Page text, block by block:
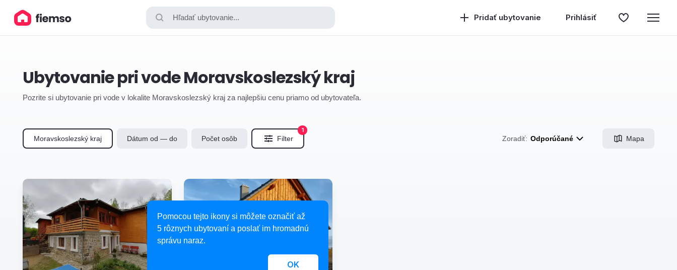
Hľadať ubytovanie... Pridať ubytovanie Prihlásiť
Ubytovanie pri vode Moravskoslezský kraj
Pozrite si ubytovanie pri vode v lokalite Moravskoslezský kraj za najlepšiu cenu priamo od ubytovateľa.
Moravskoslezský kraj Dátum od — do Počet osôb Filter
1
Zoradiť: Odporúčané Mapa
Pomocou tejto ikony si môžete označiť až
5 rôznych ubytovaní a poslať im hromadnú
správu naraz.
OK